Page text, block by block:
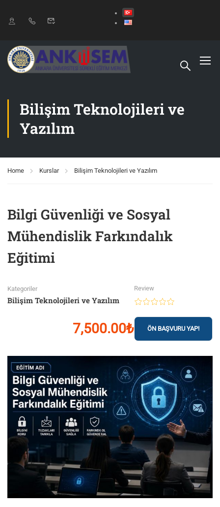
Bilişim Teknolojileri ve
Yazılım
Home Kurslar Bilişim Teknolojileri ve Yazılım
Bilgi Güvenliği ve Sosyal
Mühendislik Farkındalık
Eğitimi
Kategoriler
Bilişim Teknolojileri ve Yazılım
Review
7,500.00₺ ÖN BAŞVURU YAP!